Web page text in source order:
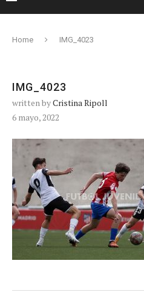
Home IMG_4023
IMG_4023
written byCristina Ripoll
6 mayo, 2022